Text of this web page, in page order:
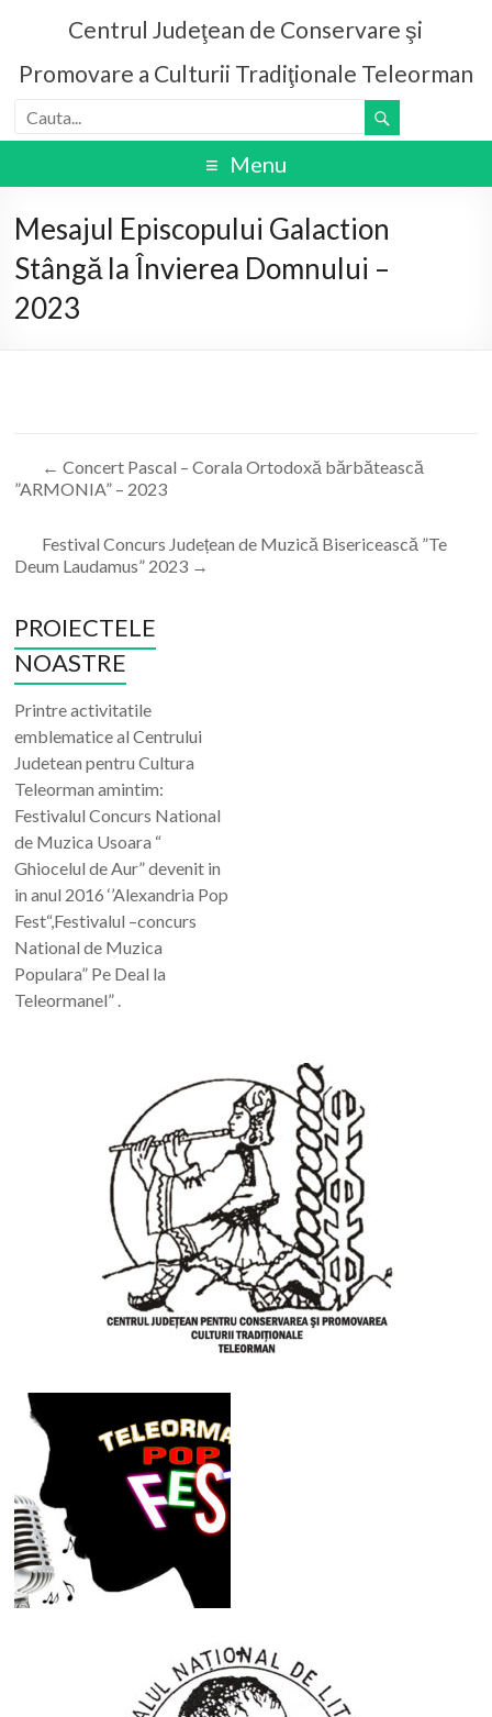
Centrul Judeţean de Conservare şi
Promovare a Culturii Tradiţionale Teleorman
Menu
Mesajul Episcopului Galaction
Stângă la Învierea Domnului –
2023
← Concert Pascal – Corala Ortodoxă bărbătească
”ARMONIA” – 2023
Festival Concurs Județean de Muzică Bisericească ”Te
Deum Laudamus” 2023 →
PROIECTELE
NOASTRE
Printre activitatile
emblematice al Centrului
Judetean pentru Cultura
Teleorman amintim:
Festivalul Concurs National
de Muzica Usoara “
Ghiocelul de Aur” devenit in
in anul 2016 ‘’Alexandria Pop
Fest“,Festivalul –concurs
National de Muzica
Populara” Pe Deal la
Teleormanel” .